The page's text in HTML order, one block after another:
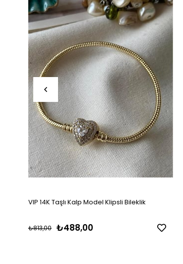
VIP 14K Taşlı Kalp Model Klipsli Bileklik
₺488,00
₺813,00